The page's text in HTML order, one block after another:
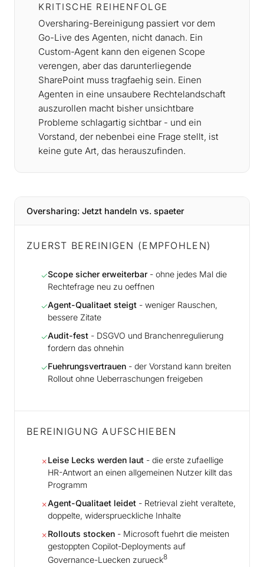
KRITISCHE REIHENFOLGE
Oversharing-Bereinigung passiert vor dem
Go-Live des Agenten, nicht danach. Ein
Custom-Agent kann den eigenen Scope
verengen, aber das darunterliegende
SharePoint muss tragfaehig sein. Einen
Agenten in eine unsaubere Rechtelandschaft
auszurollen macht bisher unsichtbare
Probleme schlagartig sichtbar - und ein
Vorstand, der nebenbei eine Frage stellt, ist
keine gute Art, das herauszufinden.
Oversharing: Jetzt handeln vs. spaeter
ZUERST BEREINIGEN (EMPFOHLEN)
✓Scope sicher erweiterbar- ohne jedes Mal die
Rechtefrage neu zu oeffnen
✓Agent-Qualitaet steigt - weniger Rauschen,
bessere Zitate
✓Audit-fest - DSGVO und Branchenregulierung
fordern das ohnehin
✓Fuehrungsvertrauen - der Vorstand kann breiten
Rollout ohne Ueberraschungen freigeben
BEREINIGUNG AUFSCHIEBEN
✗Leise Lecks werden laut - die erste zufaellige
HR-Antwort an einen allgemeinen Nutzer killt das
Programm
✗Agent-Qualitaet leidet - Retrieval zieht veraltete,
doppelte, widersprueckliche Inhalte
✗Rollouts stocken - Microsoft fuehrt die meisten
gestoppten Copilot-Deployments auf
Governance-Luecken zurueck8